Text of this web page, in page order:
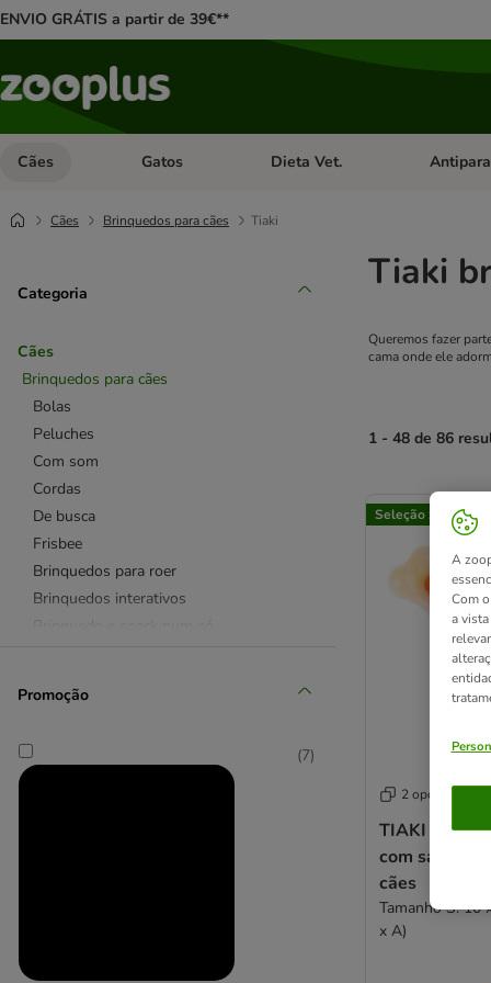
ENVIO GRÁTIS a partir de 39€**
Cães Abrir menu de categoria: Cães
Gatos Abrir menu de categoria: Gatos
Dieta Vet. Abrir
Cães Brinquedos para cães Tiaki
Categoria
Cães
Brinquedos para cães
Bolas
Peluches
Com som
Cordas
De busca
Frisbee
Brinquedos para roer
Brinquedos interativos
☼ Diversão ao ar livre
🏊 Piscinas 🏊
Promoção
(7)
Tiaki
Queremos fazer
cama onde ele
1 - 48 de 86
product items
Seleção zooplus
2 opções
TIAKI
com sabor a
cães
Tamanho S: 10
x A)
A
Com
a